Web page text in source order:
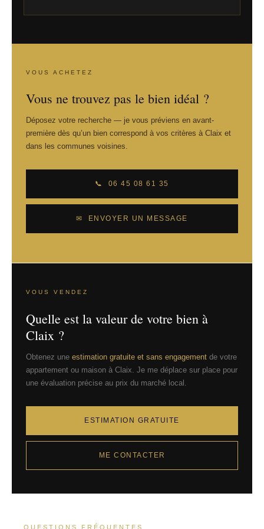
VOUS ACHETEZ
Vous ne trouvez pas le bien idéal ?
Déposez votre recherche — je vous préviens en avant-
première dès qu’un bien correspond à vos critères à Claix et
dans les communes voisines.
📞 06 45 08 61 35
✉ ENVOYER UN MESSAGE
VOUS VENDEZ
Quelle est la valeur de votre bien à
Claix ?
Obtenez une estimation gratuite et sans engagement de votre
appartement ou maison à Claix. Je me déplace sur place pour
une évaluation précise au prix du marché local.
ESTIMATION GRATUITE
ME CONTACTER
QUESTIONS FRÉQUENTES